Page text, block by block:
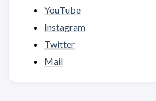
YouTube
Instagram
Twitter
Mail